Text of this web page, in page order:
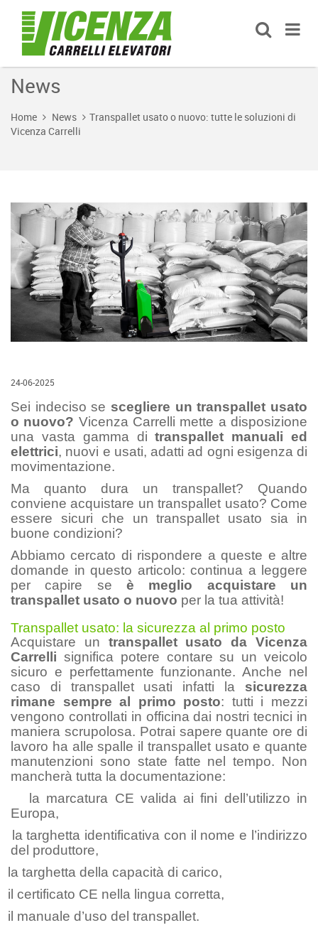
News
Home News
Transpallet usato o nuovo: tutte le soluzioni di
Vicenza Carrelli
24-06-2025
Sei indeciso se scegliere un transpallet usato
o nuovo? Vicenza Carrelli mette a disposizione
una vasta gamma ditranspallet manuali ed
elettrici, nuovi e usati, adatti ad ogni esigenza di
movimentazione.
Ma quanto dura un transpallet? Quando
conviene acquistare un transpallet usato? Come
essere sicuri che un transpallet usato sia in
buone condizioni?
Abbiamo cercato di rispondere a queste e altre
domande in questo articolo: continua a leggere
per capire se è meglio acquistare un
transpallet usato o nuovo per la tua attività!
Transpallet usato: la sicurezza al primo posto
Acquistare un transpallet usato da Vicenza
Carrelli significa potere contare su un veicolo
sicuro e perfettamente funzionante. Anche nel
caso di transpallet usati infatti la sicurezza
rimane sempre al primo posto: tutti i mezzi
vengono controllati in officina dai nostri tecnici in
maniera scrupolosa. Potrai sapere quante ore di
lavoro ha alle spalle il transpallet usato e quante
manutenzioni sono state fatte nel tempo. Non
mancherà tutta la documentazione:
la marcatura CE valida ai fini dell’utilizzo in
Europa,
la targhetta identificativa con il nome e l’indirizzo
del produttore,
la targhetta della capacità di carico,
il certificato CE nella lingua corretta,
il manuale d’uso del transpallet.